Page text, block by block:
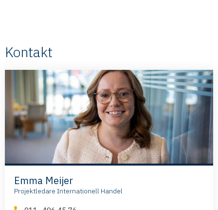
Kontakt
Emma Meijer
Projektledare Internationell Handel